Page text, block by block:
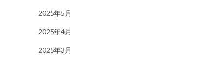
2025年5月
2025年4月
2025年3月